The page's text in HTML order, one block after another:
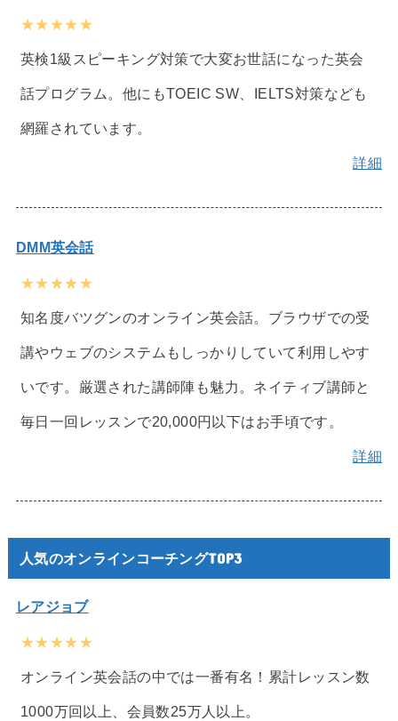
★★★★★
英検1級スピーキング対策で大変お世話になった英会
話プログラム。他にもTOEIC SW、IELTS対策なども
網羅されています。
詳細
DMM英会話
★★★★★
知名度バツグンのオンライン英会話。ブラウザでの受
講やウェブのシステムもしっかりしていて利用しやす
いです。厳選された講師陣も魅力。ネイティブ講師と
毎日一回レッスンで20,000円以下はお手頃です。
詳細
人気のオンラインコーチングTOP3
レアジョブ
★★★★★
オンライン英会話の中では一番有名！累計レッスン数
1000万回以上、会員数25万人以上。